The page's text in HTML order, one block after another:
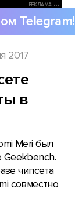
РЕКЛАМА •••
Telegram!
2017
в
Meri был
чипсета
совместно